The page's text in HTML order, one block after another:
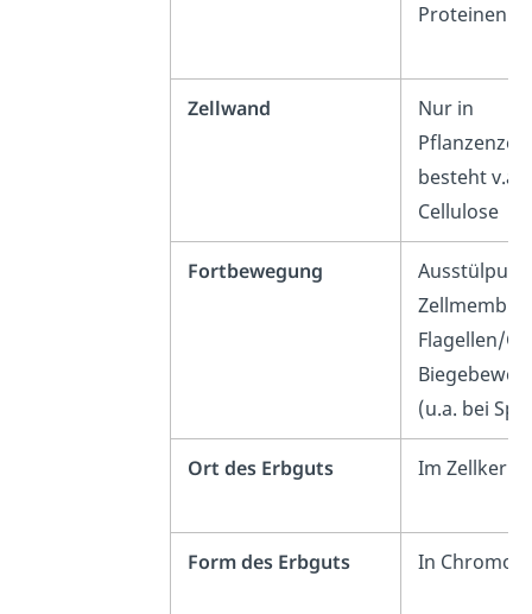
Proteinen
Zellwand
Nur in
besteht v.a.
Cellulose
Fortbewegung
Flagellen/
(u.a. bei
Ort des Erbguts Im Zellkern
Form des Erbguts In